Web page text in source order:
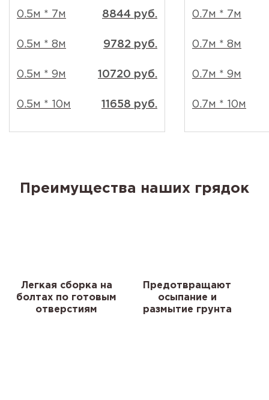
0.5м * 7м 8844 руб.
0.5м * 8м 9782 руб.
0.5м * 9м 10720 руб.
0.5м * 10м 11658 руб.
0.7м * 7м
0.7м * 8м
0.7м * 9м
0.7м * 10м
Преимущества наших грядок
Легкая сборка на
болтах по готовым
отверстиям
Предотвращают
осыпание и
размытие грунта